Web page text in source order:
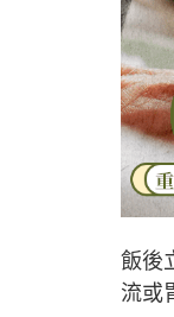
飯後
流或